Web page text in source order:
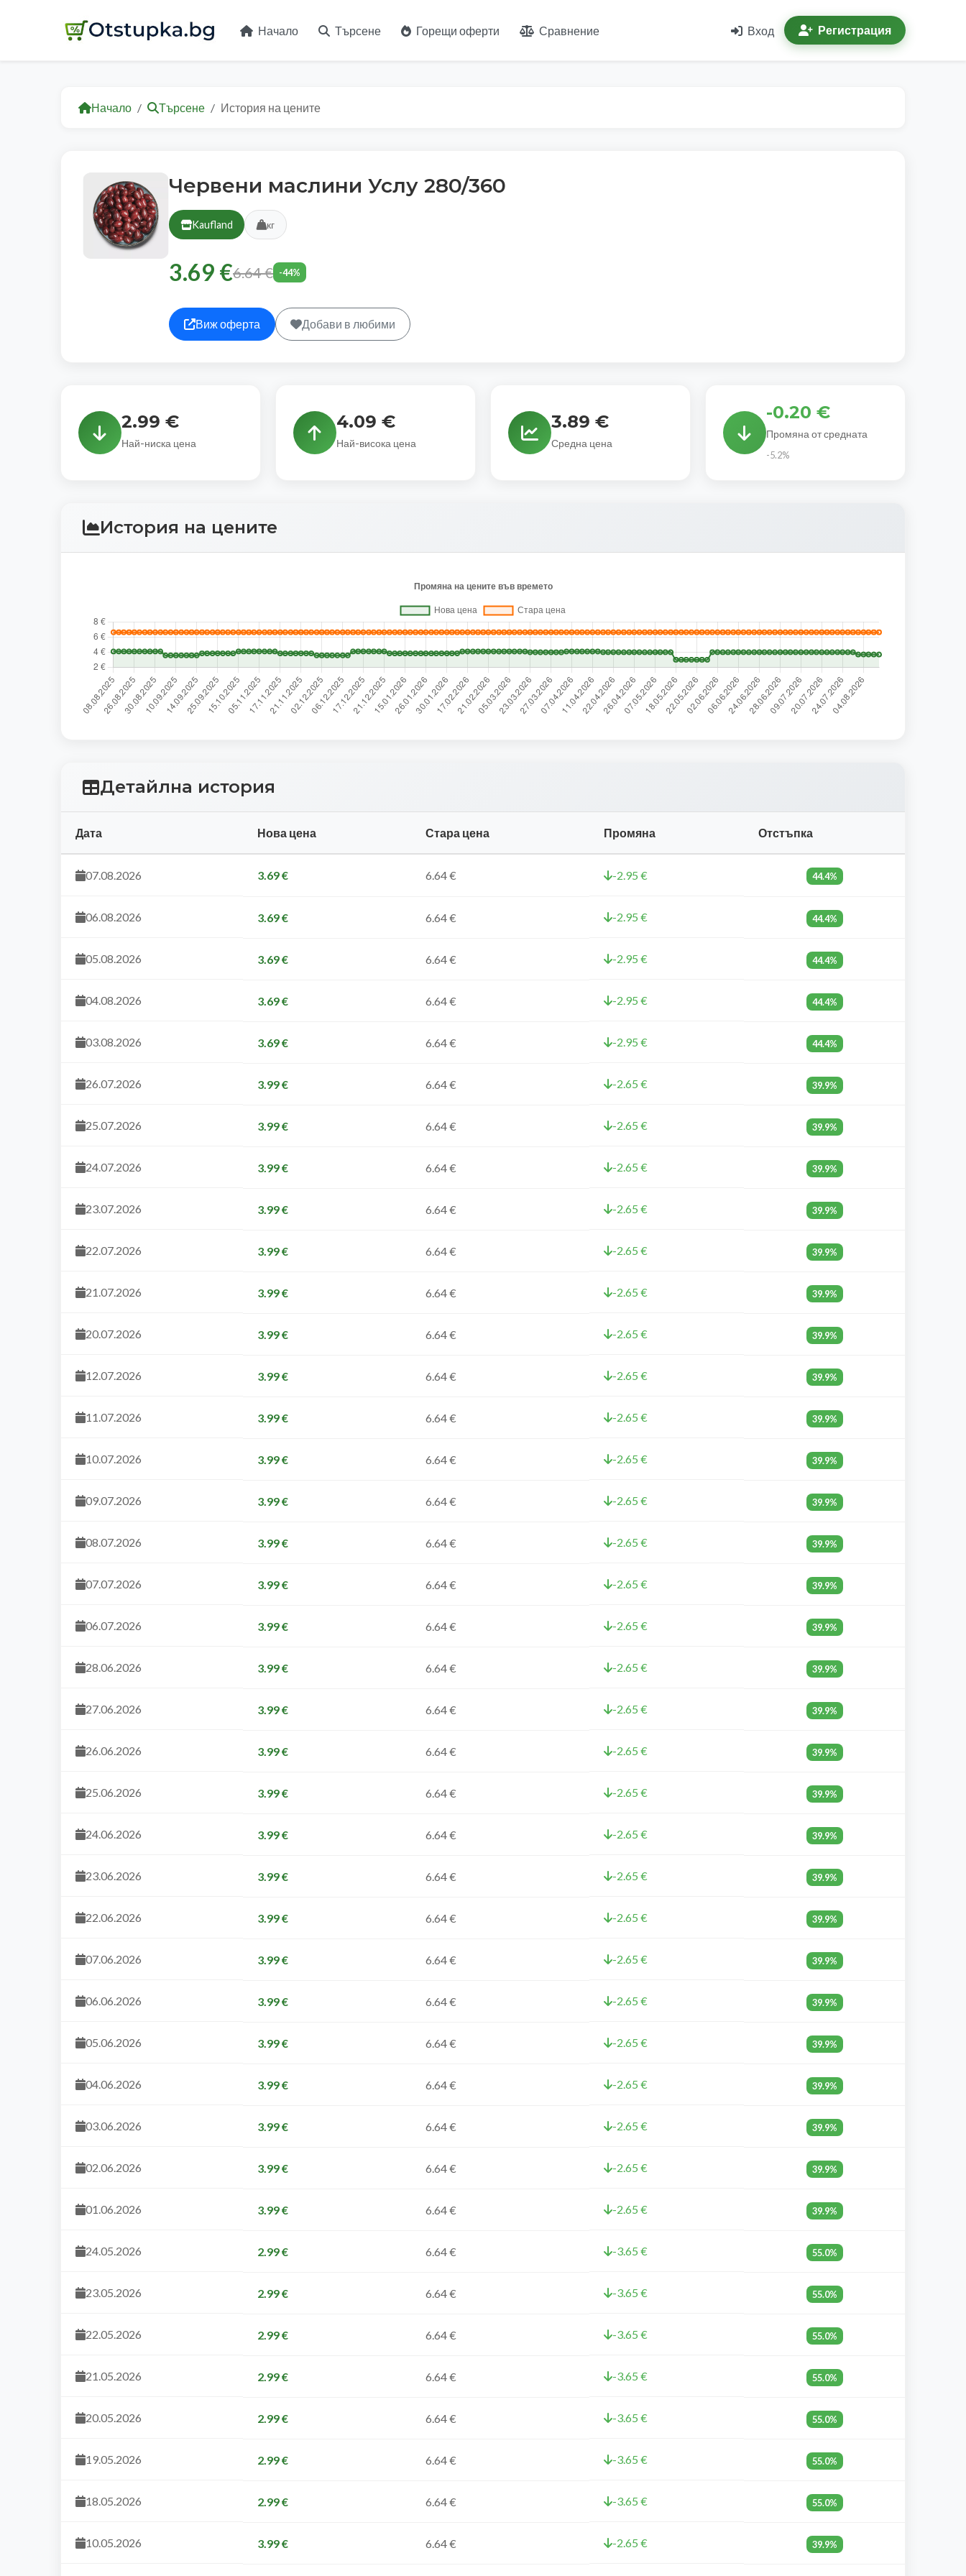
Начало Търсене Горещи оферти Сравнение Вход Регистрация
Начало Търсене История на цените
Червени маслини Услу 280/360
Kaufland кг
3.69 €6.64 € -44%
Виж оферта Добави в любими
2.99 €
Най-ниска цена
4.09 €
Най-висока цена
3.89 €
Средна цена
-0.20 €
Промяна от средната
-5.2%
История на цените
Детайлна история
Дата Нова цена Стара цена Промяна Отстъпка
07.08.2026 3.69 € 6.64 € -2.95 € 44.4%
06.08.2026 3.69 € 6.64 € -2.95 € 44.4%
05.08.2026 3.69 € 6.64 € -2.95 € 44.4%
04.08.2026 3.69 € 6.64 € -2.95 € 44.4%
03.08.2026 3.69 € 6.64 € -2.95 € 44.4%
26.07.2026 3.99 € 6.64 € -2.65 € 39.9%
25.07.2026 3.99 € 6.64 € -2.65 € 39.9%
24.07.2026 3.99 € 6.64 € -2.65 € 39.9%
23.07.2026 3.99 € 6.64 € -2.65 € 39.9%
22.07.2026 3.99 € 6.64 € -2.65 € 39.9%
21.07.2026 3.99 € 6.64 € -2.65 € 39.9%
20.07.2026 3.99 € 6.64 € -2.65 € 39.9%
12.07.2026 3.99 € 6.64 € -2.65 € 39.9%
11.07.2026 3.99 € 6.64 € -2.65 € 39.9%
10.07.2026 3.99 € 6.64 € -2.65 € 39.9%
09.07.2026 3.99 € 6.64 € -2.65 € 39.9%
08.07.2026 3.99 € 6.64 € -2.65 € 39.9%
07.07.2026 3.99 € 6.64 € -2.65 € 39.9%
06.07.2026 3.99 € 6.64 € -2.65 € 39.9%
28.06.2026 3.99 € 6.64 € -2.65 € 39.9%
27.06.2026 3.99 € 6.64 € -2.65 € 39.9%
26.06.2026 3.99 € 6.64 € -2.65 € 39.9%
25.06.2026 3.99 € 6.64 € -2.65 € 39.9%
24.06.2026 3.99 € 6.64 € -2.65 € 39.9%
23.06.2026 3.99 € 6.64 € -2.65 € 39.9%
22.06.2026 3.99 € 6.64 € -2.65 € 39.9%
07.06.2026 3.99 € 6.64 € -2.65 € 39.9%
06.06.2026 3.99 € 6.64 € -2.65 € 39.9%
05.06.2026 3.99 € 6.64 € -2.65 € 39.9%
04.06.2026 3.99 € 6.64 € -2.65 € 39.9%
03.06.2026 3.99 € 6.64 € -2.65 € 39.9%
02.06.2026 3.99 € 6.64 € -2.65 € 39.9%
01.06.2026 3.99 € 6.64 € -2.65 € 39.9%
24.05.2026 2.99 € 6.64 € -3.65 € 55.0%
23.05.2026 2.99 € 6.64 € -3.65 € 55.0%
22.05.2026 2.99 € 6.64 € -3.65 € 55.0%
21.05.2026 2.99 € 6.64 € -3.65 € 55.0%
20.05.2026 2.99 € 6.64 € -3.65 € 55.0%
19.05.2026 2.99 € 6.64 € -3.65 € 55.0%
18.05.2026 2.99 € 6.64 € -3.65 € 55.0%
10.05.2026 3.99 € 6.64 € -2.65 € 39.9%